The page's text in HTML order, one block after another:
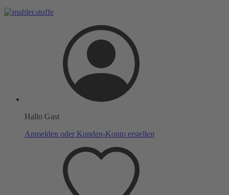
Hallo Gast
Anmelden oder Kunden-Konto erstellen